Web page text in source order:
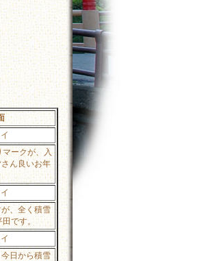
ークが、入
ん良いお年
、全く積雪
です。
日から積雪